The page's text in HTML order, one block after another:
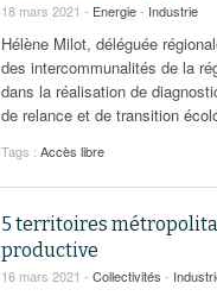
18 mars 2021 - Energie- Industrie
Hélène Milot, déléguée
des intercommunalités de la
dans la réalisation de
de relance et de transition
Tags : Accès libre
5 territoires
productive
16 mars 2021 - Collectivités -